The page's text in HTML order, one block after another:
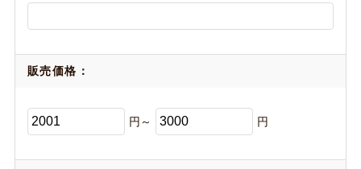
販売価格：
円～ 円